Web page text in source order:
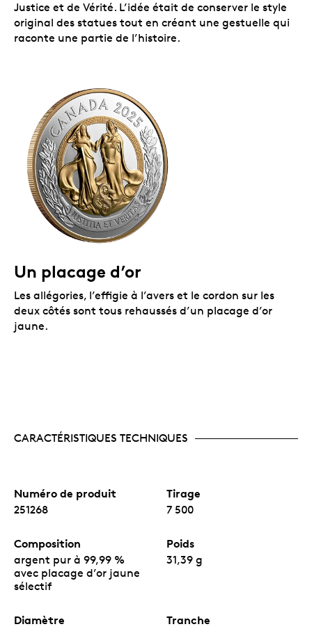
Justice et de Vérité. L’idée était de conserver le style
original des statues tout en créant une gestuelle qui
raconte une partie de l’histoire.
Un placage d’or
Les allégories, l’effigie à l’avers et le cordon sur les
deux côtés sont tous rehaussés d’un placage d’or
jaune.
CARACTÉRISTIQUES TECHNIQUES
Numéro de produit
251268
Tirage
7 500
Composition
argent pur à 99,99 %
avec placage d’or jaune
sélectif
Poids
31,39 g
Diamètre Tranche